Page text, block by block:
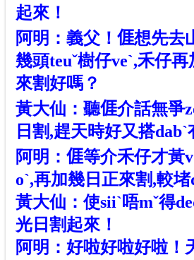
起來！
阿明：義父！ 𠊎想先去
幾頭teuˇ樹仔veˋ,禾仔
來割好嗎？
黃大仙：聽𠊎介話無爭
日割,趕天時好又搭dabˋ
阿明： 𠊎等介禾仔才黃
oˋ,再加幾日正來割,較堵
黃大仙：使siiˋ唔mˇ得
光日割起來！
阿明：好啦好啦好啦！